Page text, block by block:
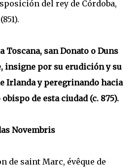
del rey de Córdoba,
Toscana, san Donato o Duns
insigne por su erudición y su
Irlanda y peregrinando hacia
de esta ciudad (c. 875).
Novembris
de saint Marc, évêque de